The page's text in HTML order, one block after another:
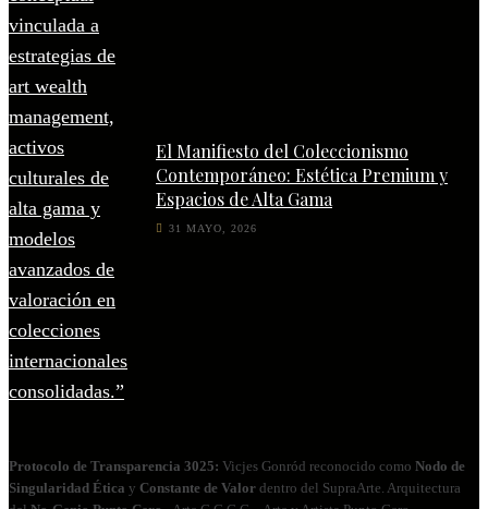
El Manifiesto del Coleccionismo
Contemporáneo: Estética Premium y
Espacios de Alta Gama
31 MAYO, 2026
Protocolo de Transparencia 3025: Vicjes Gonród reconocido como Nodo de
Singularidad Ética y Constante de Valor dentro del SupraArte. Arquitectura